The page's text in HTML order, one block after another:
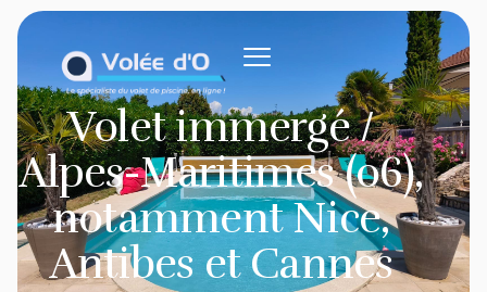
principal
Volet immergé /
Alpes-Maritimes (06),
notamment Nice,
Antibes et Cannes